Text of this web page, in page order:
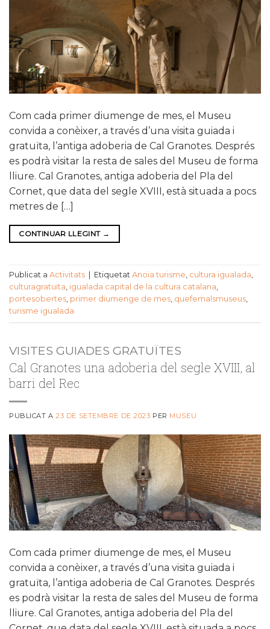
Com cada primer diumenge de mes, el Museu
convida a conèixer, a través d’una visita guiada i
gratuïta, l’antiga adoberia de Cal Granotes. Després
es podrà visitar la resta de sales del Museu de forma
lliure. Cal Granotes, antiga adoberia del Pla del
Cornet, que data del segle XVIII, està situada a pocs
metres de […]
CONTINUAR LLEGINT →
Publicat a Activitats Etiquetat Anoia turisme, cultura igualada,
culturagratuïta, igualada capital de la cultura catalana,
portesobertes, primer diumenge de mes, quefemalsmuseus,
turisme igualada
VISITES GUIADES GRATUÏTES
Cal Granotes una adoberia del segle XVIII, al
barri del Rec
PUBLICAT A23 DE SETEMBRE DE 2023 PER MUSEU
Com cada primer diumenge de mes, el Museu
convida a conèixer, a través d’una visita guiada i
gratuïta, l’antiga adoberia de Cal Granotes. Després
es podrà visitar la resta de sales del Museu de forma
lliure. Cal Granotes, antiga adoberia del Pla del